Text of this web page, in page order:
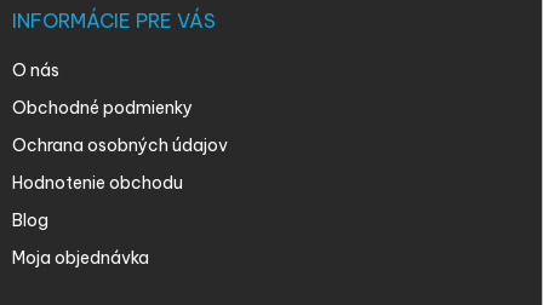
INFORMÁCIE PRE VÁS
O nás
Obchodné podmienky
Ochrana osobných údajov
Hodnotenie obchodu
Blog
Moja objednávka